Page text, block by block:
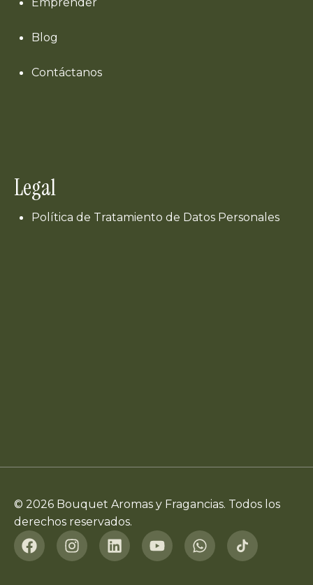
Blog
Contáctanos
Legal
Política de Tratamiento de Datos Personales
© 2026 Bouquet Aromas y Fragancias. Todos los
derechos reservados.